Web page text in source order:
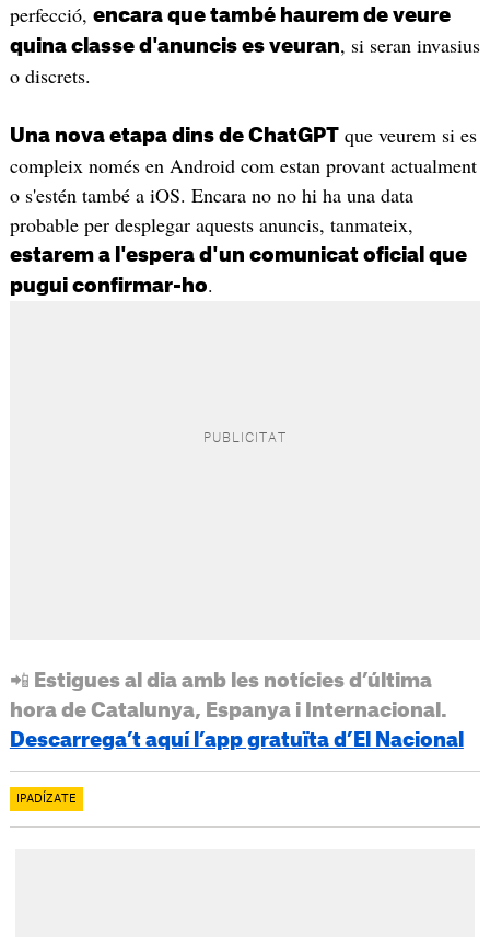
perfecció, encara que també haurem de veure
quina classe d'anuncis es veuran, si seran invasius
o discrets.
Una nova etapa dins de ChatGPTque veurem si es
compleix només en Android com estan provant actualment
o s'estén també a iOS. Encara no no hi ha una data
probable per desplegar aquests anuncis, tanmateix,
estarem a l'espera d'un comunicat oficial que
pugui confirmar-ho.
📲 Estigues al dia amb les notícies d’última
hora de Catalunya, Espanya i Internacional.
Descarrega’t aquí l’app gratuïta d’El Nacional
IPADÍZATE